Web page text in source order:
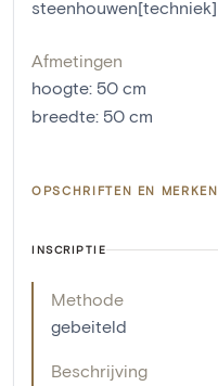
steenhouwen[techniek]
Afmetingen
hoogte: 50 cm
breedte: 50 cm
OPSCHRIFTEN EN MERKEN
INSCRIPTIE
Methode
gebeiteld
Beschrijving